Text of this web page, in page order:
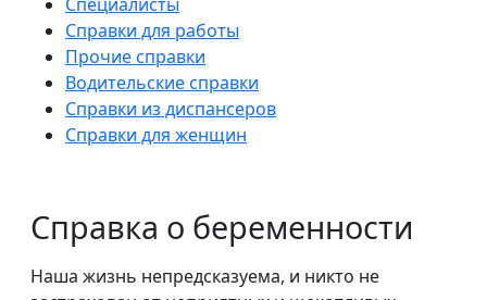
Специалисты
Справки для работы
Прочие справки
Водительские справки
Справки из диспансеров
Справки для женщин
Справка о беременности
Наша жизнь непредсказуема, и никто не